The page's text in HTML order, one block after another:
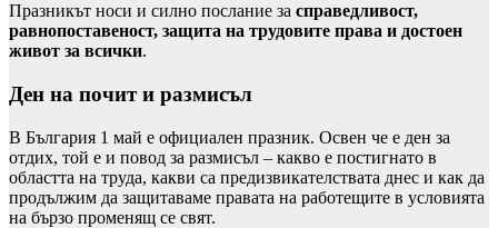
Празникът носи и силно послание за справедливост,
равнопоставеност, защита на трудовите права и достоен
живот за всички.
Ден на почит и размисъл
В България 1 май е официален празник. Освен че е ден за
отдих, той е и повод за размисъл – какво е постигнато в
областта на труда, какви са предизвикателствата днес и как да
продължим да защитаваме правата на работещите в условията
на бързо променящ се свят.